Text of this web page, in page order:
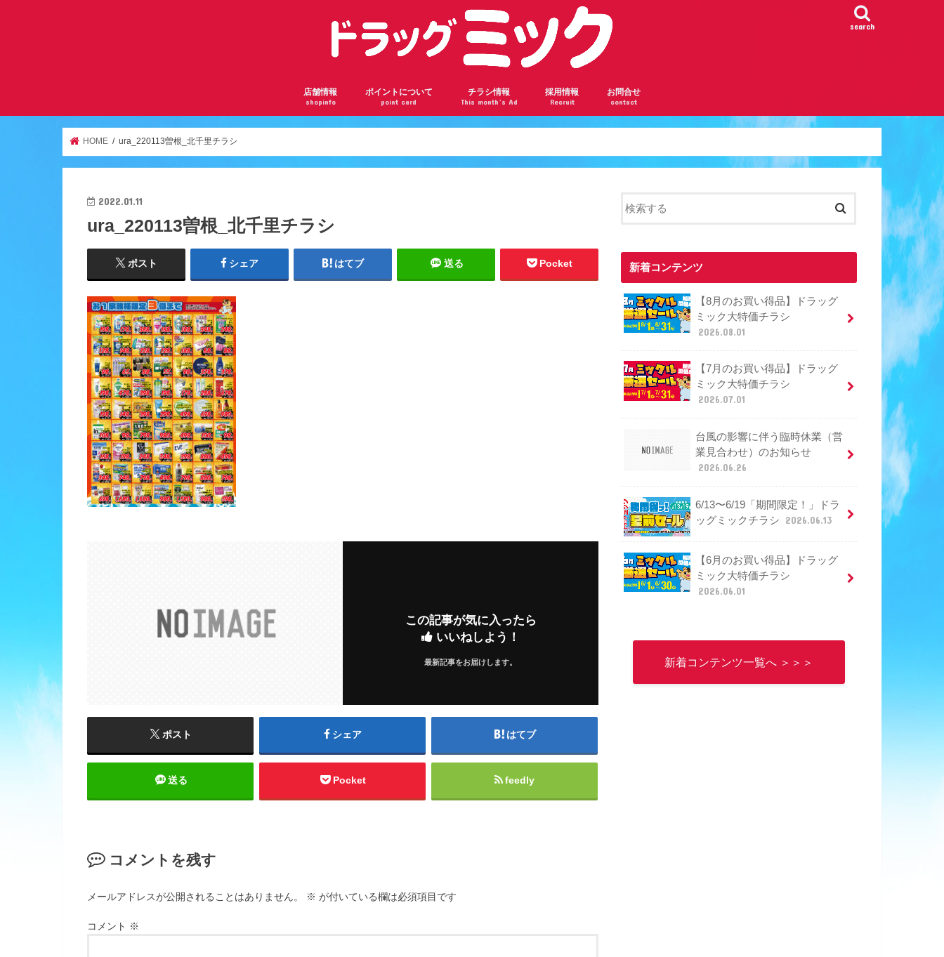
search
店舗情報
shopinfo
サンロード瓢箪山店
曽根駅前店
京阪千林店
千林店
逆瀬川店
アドバンスねやがわ店
天神橋六丁目店
アザール桃山台店
服部店
鶴見橋店
ポイントについて
point card
ドラッグミックの会員ランク
ドラッグミックのポイントを貯めよう
楽天ポイントカードについて
チラシ情報
This month’s Ad
採用情報
Recruit
お問合せ
contact
HOME ura_220113曽根_北千里チラシ
2022.01.11
ura_220113曽根_北千里チラシ
ポスト シェア はてブ 送る Pocket
この記事が気に入ったら
いいねしよう！
最新記事をお届けします。
ポスト シェア はてブ
送る Pocket feedly
コメントを残す
メールアドレスが公開されることはありません。 ※ が付いている欄は必須項目です
コメント ※
新着コンテンツ
【8月のお買い得品】ドラッグ
ミック大特価チラシ
2026.08.01
【7月のお買い得品】ドラッグ
ミック大特価チラシ
2026.07.01
台風の影響に伴う臨時休業（営
業見合わせ）のお知らせ
2026.06.26
6/13〜6/19「期間限定！」ドラ
ッグミックチラシ
2026.06.13
【6月のお買い得品】ドラッグ
ミック大特価チラシ
2026.06.01
新着コンテンツ一覧へ ＞＞＞